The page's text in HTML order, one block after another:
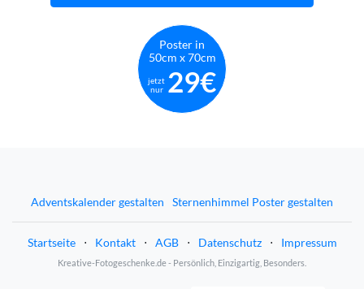
Poster in
50cm x 70cm
jetzt
nur 29€
Adventskalender gestalten Sternenhimmel Poster gestalten
Startseite ⋅ Kontakt ⋅ AGB ⋅ Datenschutz ⋅ Impressum
Kreative-Fotogeschenke.de - Persönlich, Einzigartig, Besonders.